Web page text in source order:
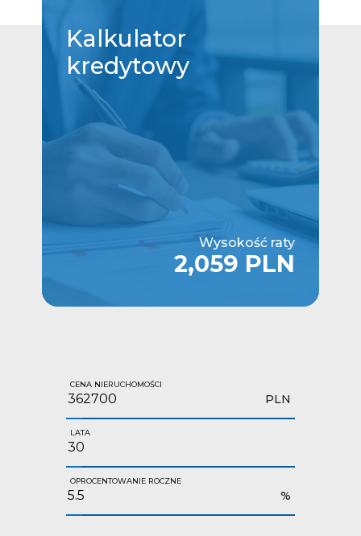
Kalkulator
kredytowy
Wysokość raty
2,059 PLN
CENA NIERUCHOMOŚCI
PLN
LATA
OPROCENTOWANIE ROCZNE
%